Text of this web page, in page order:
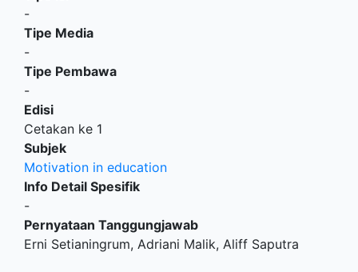
-
Tipe Media
-
Tipe Pembawa
-
Edisi
Cetakan ke 1
Subjek
Motivation in education
Info Detail Spesifik
-
Pernyataan Tanggungjawab
Erni Setianingrum, Adriani Malik, Aliff Saputra